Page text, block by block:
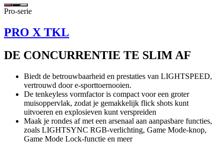
Pro-serie
PRO X TKL
DE CONCURRENTIE TE SLIM AF
Biedt de betrouwbaarheid en prestaties van LIGHTSPEED,
vertrouwd door e-sporttoernooien.
De tenkeyless vormfactor is compact voor een groter
muisoppervlak, zodat je gemakkelijk flick shots kunt
uitvoeren en explosieven kunt verspreiden
Maak je rondes af met een arsenaal aan aanpasbare functies,
zoals LIGHTSYNC RGB-verlichting, Game Mode-knop,
Game Mode Lock-functie en meer